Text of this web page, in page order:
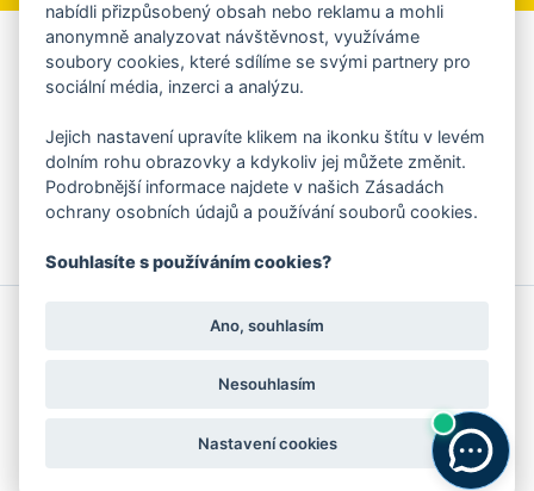
Aplikace Mobilní rozhlas
Chcete dostávat do svého mobilu či mailu upozornění na
ankety, pozvánky na kulturní a sportovní akce?
Více informací o aplikaci
Ochrana osobních údajů
nabídli přizpůsobený obsah nebo reklamu a mohli
anonymně analyzovat návštěvnost, využíváme
soubory cookies, které sdílíme se svými partnery pro
sociální média, inzerci a analýzu.
Jejich nastavení upravíte klikem na ikonku štítu v levém
dolním rohu obrazovky a kdykoliv jej můžete změnit.
Podrobnější informace najdete v našich Zásadách
ochrany osobních údajů a používání souborů cookies.
Souhlasíte s používáním cookies?
Ano, souhlasím
Nesouhlasím
Nastavení cookies